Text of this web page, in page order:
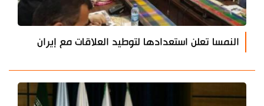
النمسا تعلن استعدادها لتوطيد العلاقات مع إيران